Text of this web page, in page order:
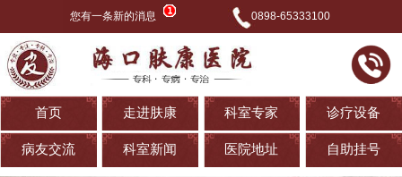
您有一条新的消息 0898-65333100
首页 走进肤康 科室专家 诊疗设备
病友交流 科室新闻 医院地址 自助挂号